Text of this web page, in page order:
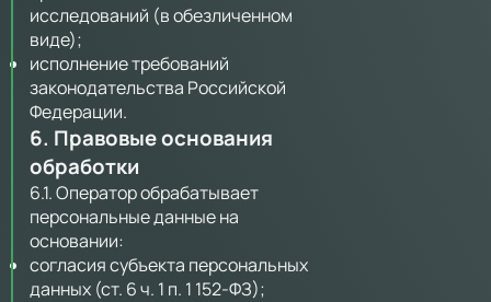
исследований (в обезличенном
виде);
исполнение требований
законодательства Российской
Федерации.
6. Правовые основания
обработки
6.1. Оператор обрабатывает
персональные данные на
основании:
согласия субъекта персональных
данных (ст. 6 ч. 1 п. 1 152-ФЗ);